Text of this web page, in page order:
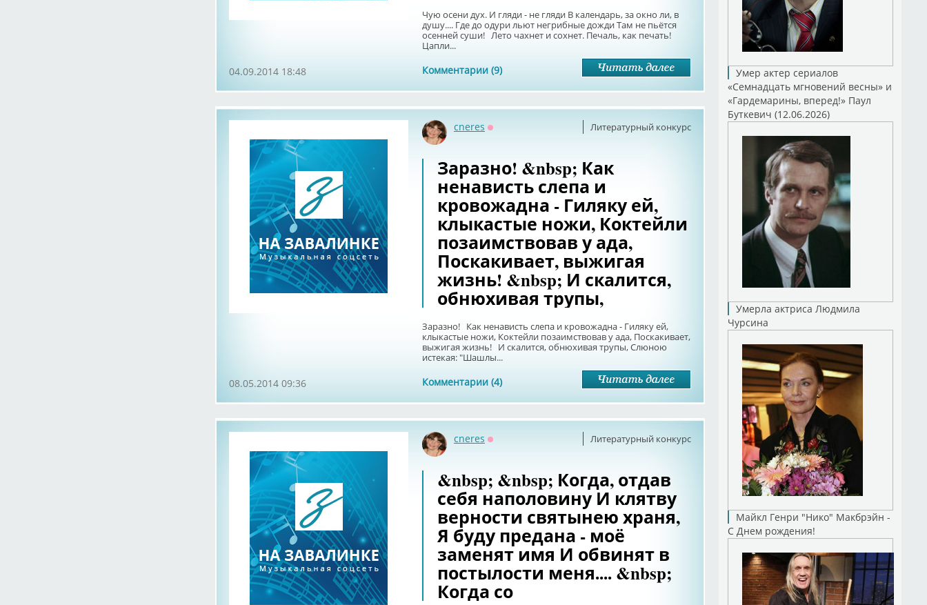
Чую осени дух. И гляди - не гляди В календарь, за окно ли, в
душу.... Где до одури льют негрибные дожди Там не пьётся
осенней суши! Лето чахнет и сохнет. Печаль, как печать!
Цапли...
Комментарии (9)
04.09.2014 18:48
Литературный конкурс
cneres
Заразно! &nbsp; Как
ненависть слепа и
кровожадна - Гиляку ей,
клыкастые ножи, Коктейли
позаимствовав у ада,
Поскакивает, выжигая
жизнь! &nbsp; И скалится,
обнюхивая трупы,
Заразно! Как ненависть слепа и кровожадна - Гиляку ей,
клыкастые ножи, Коктейли позаимствовав у ада, Поскакивает,
выжигая жизнь! И скалится, обнюхивая трупы, Слюною
истекая: "Шашлы...
Комментарии (4)
08.05.2014 09:36
Литературный конкурс
cneres
&nbsp; &nbsp; Когда, отдав
себя наполовину И клятву
верности святынею храня,
Я буду предана - моё
заменят имя И обвинят в
постылости меня.... &nbsp;
Когда со
Умер актер сериалов
«Семнадцать мгновений весны» и
«Гардемарины, вперед!» Паул
Буткевич (12.06.2026)
Умерла актриса Людмила
Чурсина
Майкл Генри "Нико" Макбрэйн -
С Днем рождения!